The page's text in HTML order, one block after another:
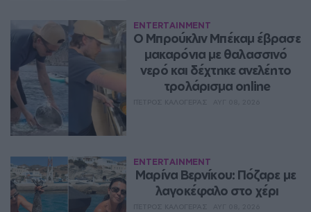
ENTERTAINMENT
Ο Μπρούκλιν Μπέκαμ έβρασε
μακαρόνια με θαλασσινό
νερό και δέχτηκε ανελέητο
τρολάρισμα online
ENTERTAINMENT
Μαρίνα Βερνίκου: Πόζαρε με
λαγοκέφαλο στο χέρι